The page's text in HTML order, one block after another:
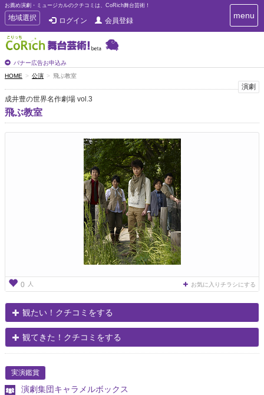
お薦め演劇・ミュージカルのクチコミは、CoRich舞台芸術！
T
o
g
g
e
n
a
v
i
g
地域選択 ログイン 会員登録
バナー広告お申込み
T
o
i
g
menu
HOME 公演 飛ぶ教室
演劇
成井豊の世界名作劇場 vol.3
飛ぶ教室
0 人 お気に入りチラシにする
観たい！クチコミをする
観てきた！クチコミをする
実演鑑賞
演劇集団キャラメルボックス